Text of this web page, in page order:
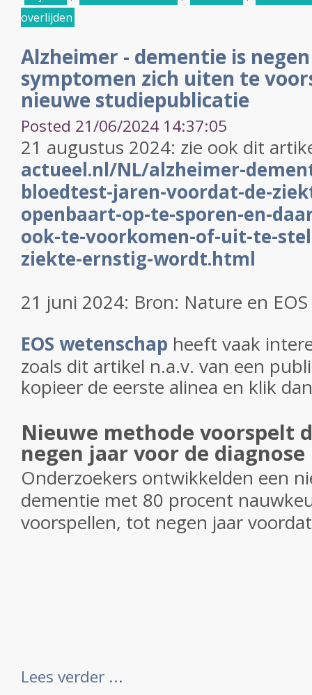
overlijden
Alzheimer - dementie is
symptomen zich uiten te
nieuwe studiepublicatie
Posted 21/06/2024 14:37:05
21 augustus 2024: zie ook dit
actueel.nl/NL/alzheimer-
bloedtest-jaren-voordat-de-
openbaart-op-te-sporen-en-
ook-te-voorkomen-of-uit-te-
ziekte-ernstig-wordt.html
21 juni 2024: Bron: Nature en
EOS wetenschap heeft vaak
zoals dit artikel n.a.v. van een
kopieer de eerste alinea en klik
Nieuwe methode voorspelt
negen jaar voor de diagnose
Onderzoekers ontwikkelden een
dementie met 80 procent
voorspellen, tot negen jaar
Lees verder ...